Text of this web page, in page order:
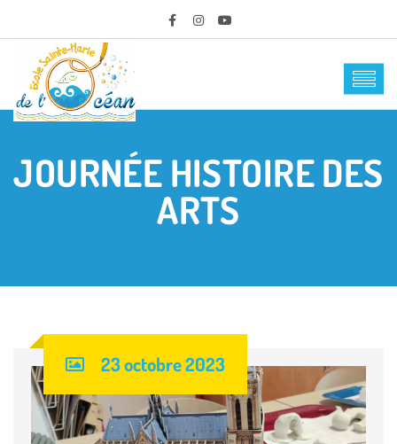
JOURNÉE HISTOIRE DES
ARTS
23 octobre 2023